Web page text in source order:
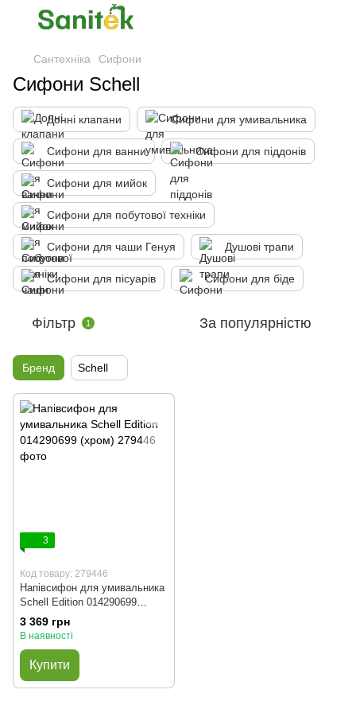
Сантехніка Сифони
Сифони Schell
Донні клапани Сифони для умивальника
Сифони для ванни Сифони для піддонів
Сифони для мийок
Сифони для побутової техніки
Сифони для чаши Генуя Душові трапи
Сифони для пісуарів Сифони для біде
Фільтр 1 За популярністю
Бренд Schell
3
Код товару: 279446
Напівсифон для умивальника
Schell Edition 014290699
(хром)
3 369 грн
В наявності
Купити